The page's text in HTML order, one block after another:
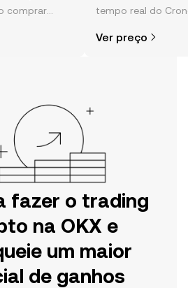
comprar
aplicação
tempo real do
Ver preço
fazer o trading
na OKX e
um maior
de ganhos